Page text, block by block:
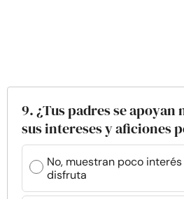
9. ¿Tus padres se apoyan
sus intereses y aficiones
No, muestran poco
disfruta